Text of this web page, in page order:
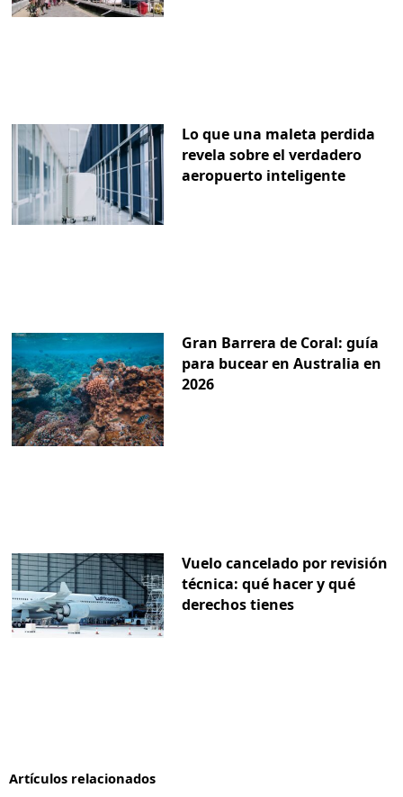
Lo que una maleta perdida
revela sobre el verdadero
aeropuerto inteligente
Gran Barrera de Coral: guía
para bucear en Australia en
2026
Vuelo cancelado por revisión
técnica: qué hacer y qué
derechos tienes
Artículos relacionados